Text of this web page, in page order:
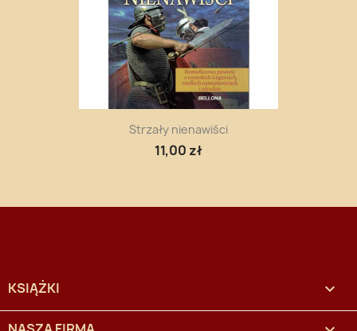
Strzały nienawiści
11,00 zł
KSIĄŻKI 